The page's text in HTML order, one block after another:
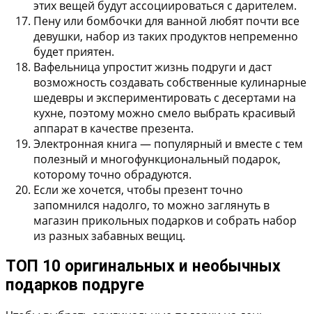
этих вещей будут ассоциироваться с дарителем.
Пену или бомбочки для ванной любят почти все
девушки, набор из таких продуктов непременно
будет приятен.
Вафельница упростит жизнь подруги и даст
возможность создавать собственные кулинарные
шедевры и экспериментировать с десертами на
кухне, поэтому можно смело выбрать красивый
аппарат в качестве презента.
Электронная книга — популярный и вместе с тем
полезный и многофункциональный подарок,
которому точно обрадуются.
Если же хочется, чтобы презент точно
запомнился надолго, то можно заглянуть в
магазин прикольных подарков и собрать набор
из разных забавных вещиц.
ТОП 10 оригинальных и необычных
подарков подруге